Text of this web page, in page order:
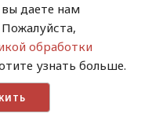
даете нам
обработки
узнать больше.